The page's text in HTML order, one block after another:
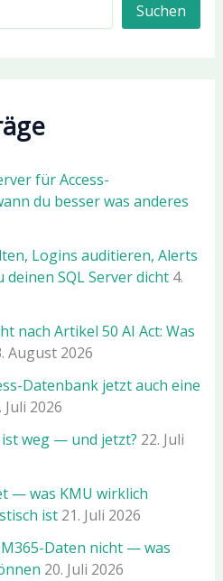
Suchen
für Access-
du besser was anderes
Logins auditieren, Alerts
SQL Server dicht 4.
nach Artikel 50 AI Act: Was
August 2026
Datenbank jetzt auch eine
Juli 2026
ist weg — und jetzt? 22. Juli
— was KMU wirklich
ist 21. Juli 2026
Daten nicht — was
20. Juli 2026